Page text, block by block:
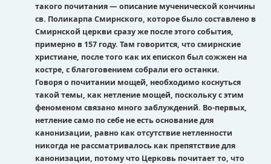
такого почитания — описание мученической кончины
св. Поликарпа Смирнского, которое было составлено в
Смирнской церкви сразу же после этого события,
примерно в 157 году. Там говорится, что смирнские
христиане, после того как их епископ был сожжен на
костре, с благоговением собрали его останки.
Говоря о почитании мощей, необходимо коснуться
такой темы, как нетление мощей, поскольку с этим
феноменом связано много заблуждений. Во-первых,
нетление само по себе не есть основание для
канонизации, равно как отсутствие нетленности
никогда не рассматривалось как препятствие для
канонизации, потому что Церковь почитает то, что